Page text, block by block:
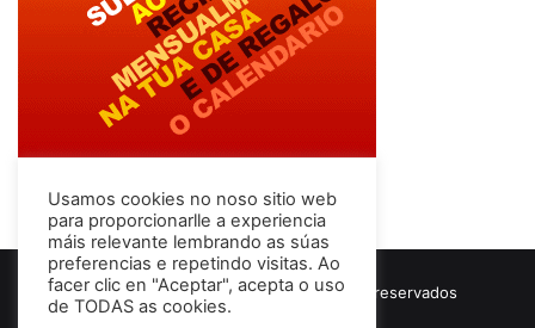
© Copyright 2026, Todos los derechos reservados
Usamos cookies no noso sitio web
para proporcionarlle a experiencia
máis relevante lembrando as súas
preferencias e repetindo visitas. Ao
facer clic en "Aceptar", acepta o uso
de TODAS as cookies.